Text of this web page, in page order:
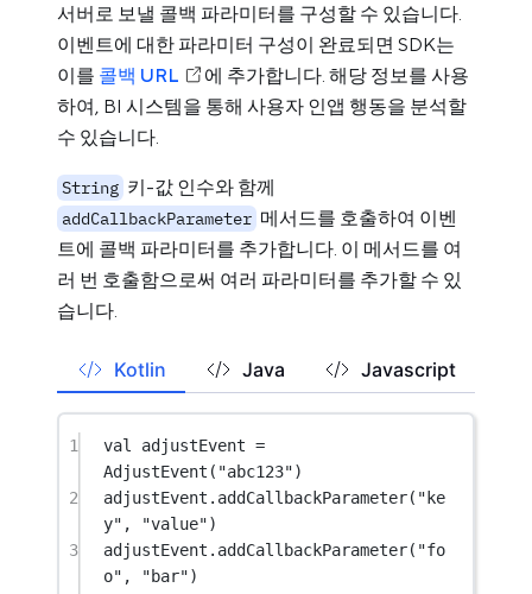
서버로 보낼 콜백 파라미터를 구성할 수 있습니다.
이벤트에 대한 파라미터 구성이 완료되면 SDK는
이를 콜백 URL
에 추가합니다. 해당 정보를 사용
하여, BI 시스템을 통해 사용자 인앱 행동을 분석할
수 있습니다.
String 키-값 인수와 함께
addCallbackParameter 메서드를 호출하여 이벤
트에 콜백 파라미터를 추가합니다. 이 메서드를 여
러 번 호출함으로써 여러 파라미터를 추가할 수 있
습니다.
Kotlin Java Javascript
1 val adjustEvent =
AdjustEvent ( "abc123")
2
adjustEvent. addCallbackParameter( "ke
y" , "value")
3
adjustEvent. addCallbackParameter( "fo
o" , "bar")